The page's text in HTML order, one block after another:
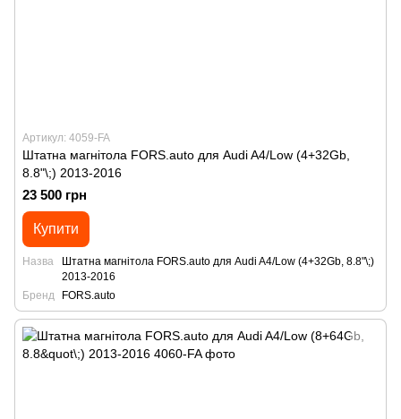
Артикул: 4059-FA
Штатна магнітола FORS.auto для Audi A4/Low (4+32Gb,
8.8"\;) 2013-2016
23 500 грн
Купити
Назва
Штатна магнітола FORS.auto для Audi A4/Low (4+32Gb, 8.8"\;)
2013-2016
Бренд
FORS.auto